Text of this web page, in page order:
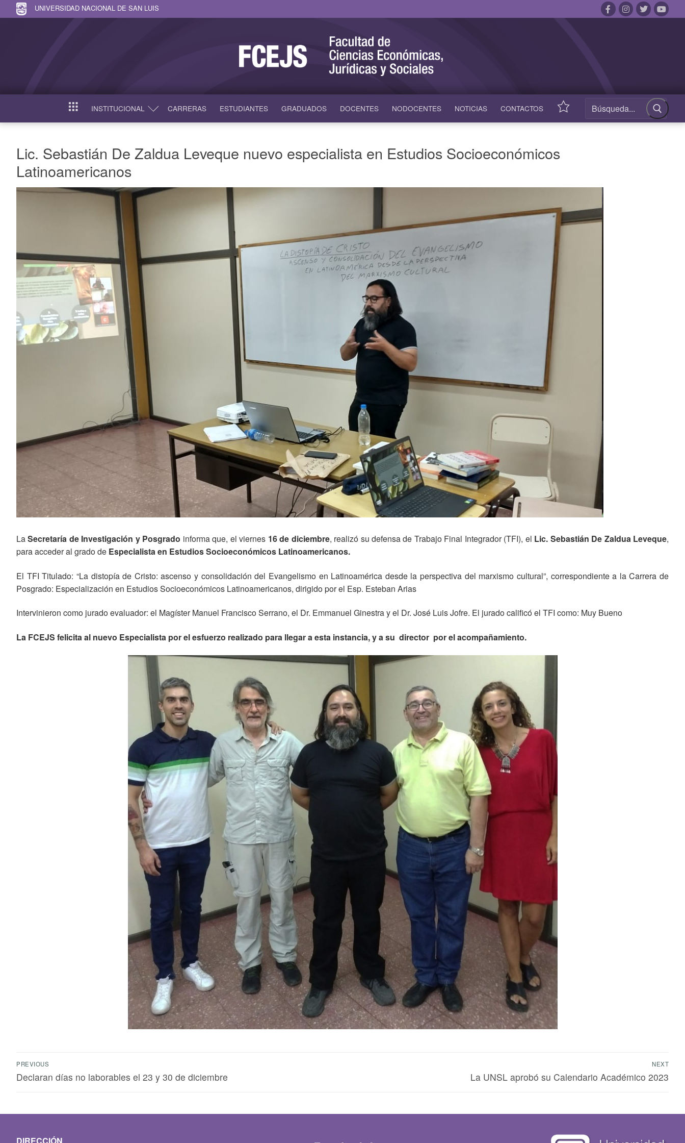
UNIVERSIDAD NACIONAL DE SAN LUIS
INICIO INSTITUCIONAL CARRERAS ESTUDIANTES GRADUADOS DOCENTES NODOCENTES NOTICIAS CONTACTOS ACCESOS
Lic. Sebastián De Zaldua Leveque nuevo especialista en Estudios Socioeconómicos
Latinoamericanos
LaSecretaría de Investigación y Posgrado informa que, el viernes 16 de diciembre, realizó su defensa de Trabajo Final Integrador (TFI), el Lic. Sebastián De Zaldua Leveque,
para acceder al grado de Especialista en Estudios Socioeconómicos Latinoamericanos.
El TFI Titulado: “La distopía de Cristo: ascenso y consolidación del Evangelismo en Latinoamérica desde la perspectiva del marxismo cultural”, correspondiente a la Carrera de
Posgrado: Especialización en Estudios Socioeconómicos Latinoamericanos, dirigido por el Esp. Esteban Arias
Intervinieron como jurado evaluador: el Magíster Manuel Francisco Serrano, el Dr. Emmanuel Ginestra y el Dr. José Luis Jofre. El jurado calificó el TFI como: Muy Bueno
La FCEJS felicita al nuevo Especialista por el esfuerzo realizado para llegar a esta instancia, y a su director por el acompañamiento.
PREVIOUS
Declaran días no laborables el 23 y 30 de diciembre
NEXT
La UNSL aprobó su Calendario Académico 2023